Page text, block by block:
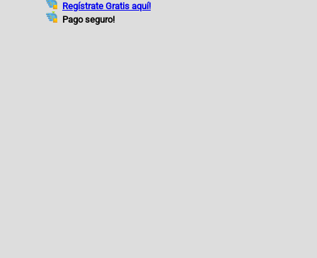
Regístrate Gratis aquí!
Pago seguro!